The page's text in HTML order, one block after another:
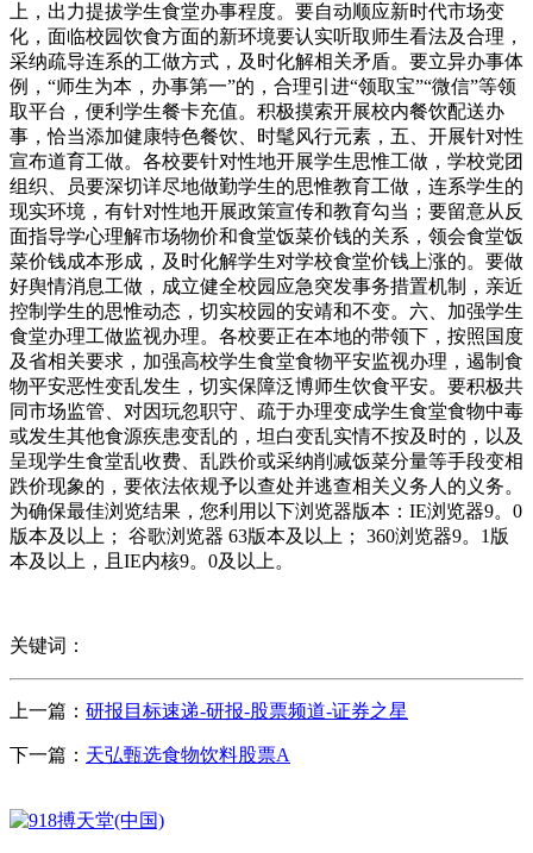
上，出力提拔学生食堂办事程度。要自动顺应新时代市场变
化，面临校园饮食方面的新环境要认实听取师生看法及合理，
采纳疏导连系的工做方式，及时化解相关矛盾。要立异办事体
例，“师生为本，办事第一”的，合理引进“领取宝”“微信”等领
取平台，便利学生餐卡充值。积极摸索开展校内餐饮配送办
事，恰当添加健康特色餐饮、时髦风行元素，五、开展针对性
宣布道育工做。各校要针对性地开展学生思惟工做，学校党团
组织、员要深切详尽地做勤学生的思惟教育工做，连系学生的
现实环境，有针对性地开展政策宣传和教育勾当；要留意从反
面指导学心理解市场物价和食堂饭菜价钱的关系，领会食堂饭
菜价钱成本形成，及时化解学生对学校食堂价钱上涨的。要做
好舆情消息工做，成立健全校园应急突发事务措置机制，亲近
控制学生的思惟动态，切实校园的安靖和不变。六、加强学生
食堂办理工做监视办理。各校要正在本地的带领下，按照国度
及省相关要求，加强高校学生食堂食物平安监视办理，遏制食
物平安恶性变乱发生，切实保障泛博师生饮食平安。要积极共
同市场监管、对因玩忽职守、疏于办理变成学生食堂食物中毒
或发生其他食源疾患变乱的，坦白变乱实情不按及时的，以及
呈现学生食堂乱收费、乱跌价或采纳削减饭菜分量等手段变相
跌价现象的，要依法依规予以查处并逃查相关义务人的义务。
为确保最佳浏览结果，您利用以下浏览器版本：IE浏览器9。0
版本及以上； 谷歌浏览器 63版本及以上； 360浏览器9。1版
本及以上，且IE内核9。0及以上。
关键词：
上一篇： 研报目标速递-研报-股票频道-证券之星
下一篇： 天弘甄选食物饮料股票A